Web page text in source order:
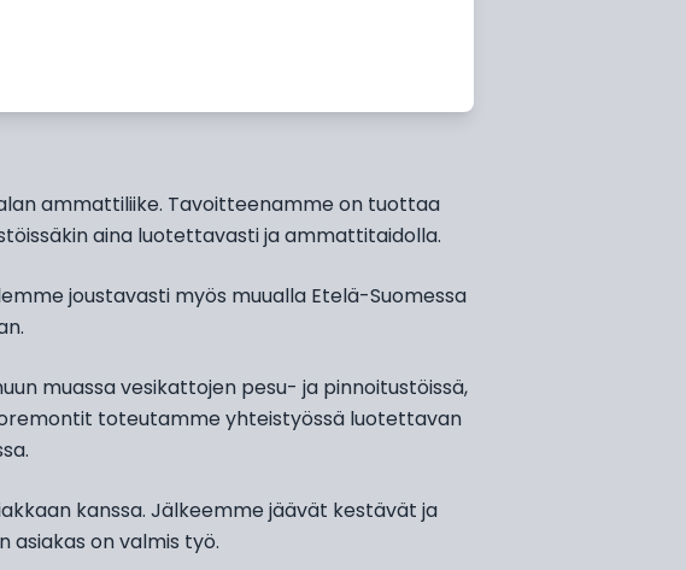
ammattiliike. Tavoitteenamme on tuottaa
aina luotettavasti ja ammattitaidolla.
joustavasti myös muualla Etelä-Suomessa
muassa vesikattojen pesu- ja pinnoitustöissä,
toteutamme yhteistyössä luotettavan
kanssa. Jälkeemme jäävät kestävät ja
asiakas on valmis työ.